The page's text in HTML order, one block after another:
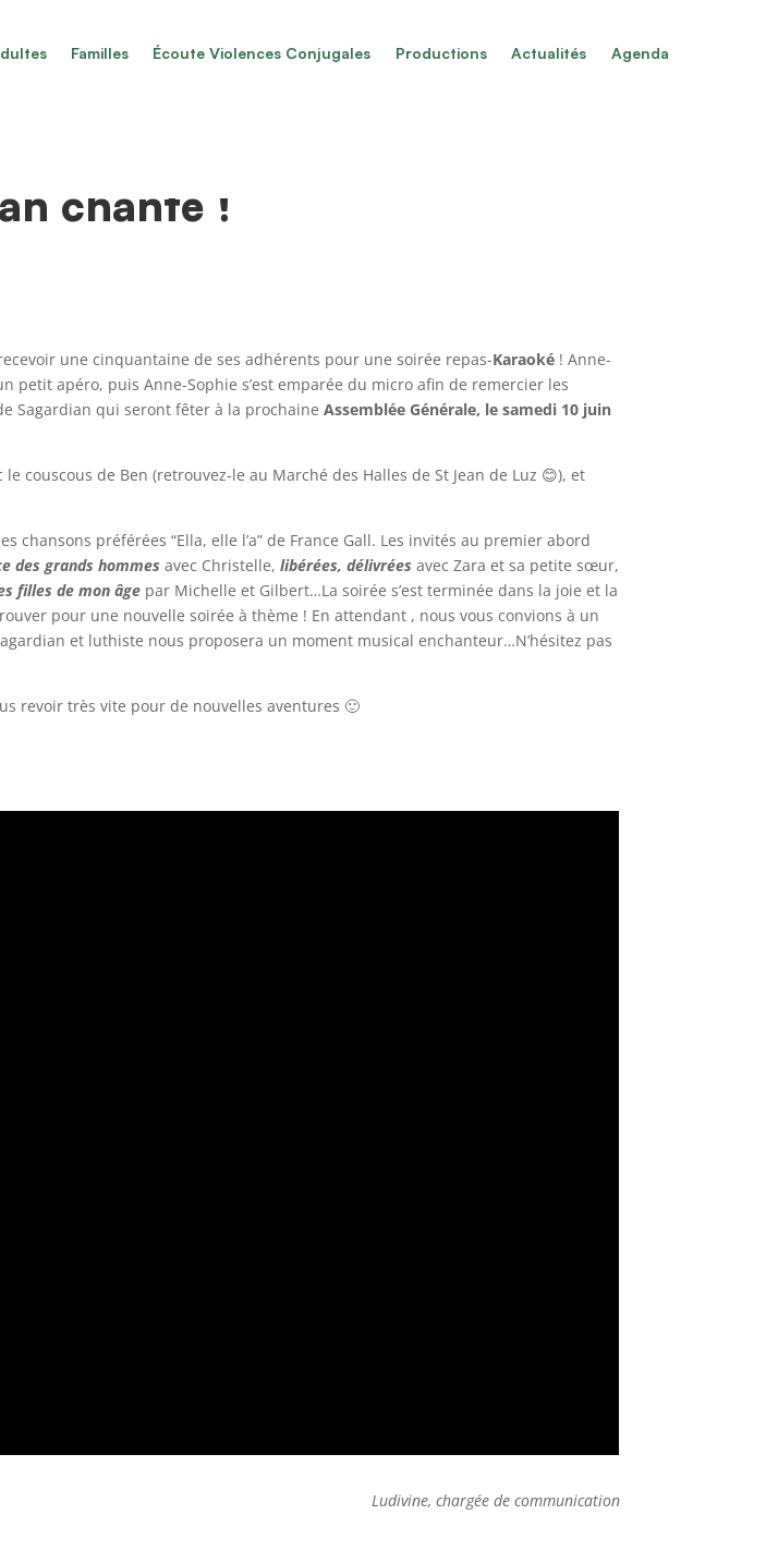
Familles Écoute Violences Conjugales Productions Actualités Agenda
chante !
une cinquantaine de ses adhérents pour une soirée repas-Karaoké ! Anne-
petit apéro, puis Anne-Sophie s’est emparée du micro afin de remercier les
Sagardian qui seront fêter à la prochaineAssemblée Générale, le samedi 10 juin
couscous de Ben (retrouvez-le au Marché des Halles de St Jean de Luz 😊), et
préférées “Ella, elle l’a” de France Gall. Les invités au premier abord
des grands hommes avec Christelle, libérées, délivrées avec Zara et sa petite sœur,
filles de mon âge par Michelle et Gilbert…La soirée s’est terminée dans la joie et la
pour une nouvelle soirée à thème ! En attendant , nous vous convions à un
et luthiste nous proposera un moment musical enchanteur…N’hésitez pas
revoir très vite pour de nouvelles aventures 🙂
Ludivine, chargée de communication